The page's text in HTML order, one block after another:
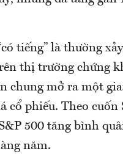
tiếng” là thường
thị trường chứng
chung mở ra một
cổ phiếu. Theo cuốn
500 tăng bình
năm.